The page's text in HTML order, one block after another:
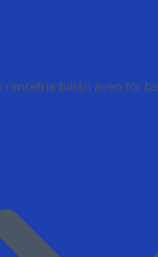
räntefria billån även för